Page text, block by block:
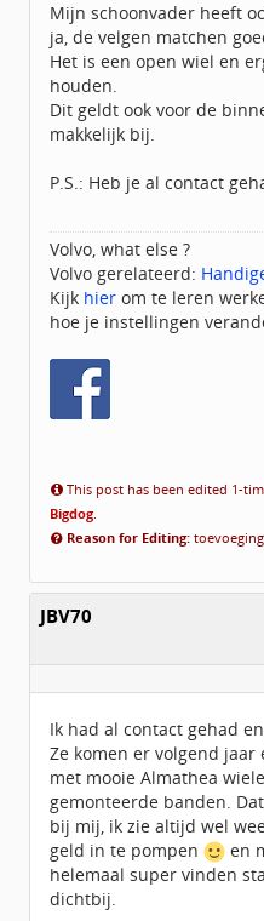
Mijn schoonvader heeft
ja, de velgen matchen
Het is een open wiel en
houden.
Dit geldt ook voor de
makkelijk bij.
P.S.: Heb je al contact
Volvo, what else ?
Volvo gerelateerd:
Kijk hier om te leren
hoe je instellingen
This post has been edited 1-
Bigdog.
Reason for Editing: toevoeging
JBV70
Ik had al contact gehad
Ze komen er volgend
met mooie Almathea
gemonteerde banden.
bij mij, ik zie altijd wel
geld in te pompen
en
helemaal super vinden
dichtbij.